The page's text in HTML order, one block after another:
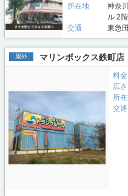
所在地
神奈
ル 2階
交通
東急
屋外 マリンボックス鉄町店
料
広さ
所
交通